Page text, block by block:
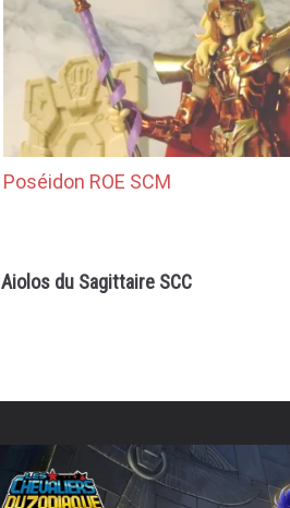
Poséidon ROE SCM
Aiolos du Sagittaire SCC